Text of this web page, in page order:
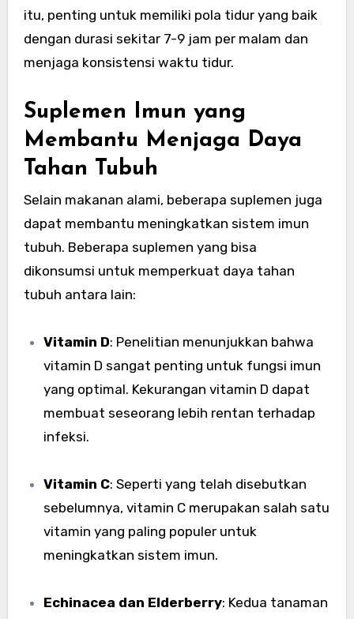
itu, penting untuk memiliki pola tidur yang baik
dengan durasi sekitar 7-9 jam per malam dan
menjaga konsistensi waktu tidur.
Suplemen Imun yang
Membantu Menjaga Daya
Tahan Tubuh
Selain makanan alami, beberapa suplemen juga
dapat membantu meningkatkan sistem imun
tubuh. Beberapa suplemen yang bisa
dikonsumsi untuk memperkuat daya tahan
tubuh antara lain:
Vitamin D: Penelitian menunjukkan bahwa
vitamin D sangat penting untuk fungsi imun
yang optimal. Kekurangan vitamin D dapat
membuat seseorang lebih rentan terhadap
infeksi.
Vitamin C: Seperti yang telah disebutkan
sebelumnya, vitamin C merupakan salah satu
vitamin yang paling populer untuk
meningkatkan sistem imun.
Echinacea dan Elderberry: Kedua tanaman